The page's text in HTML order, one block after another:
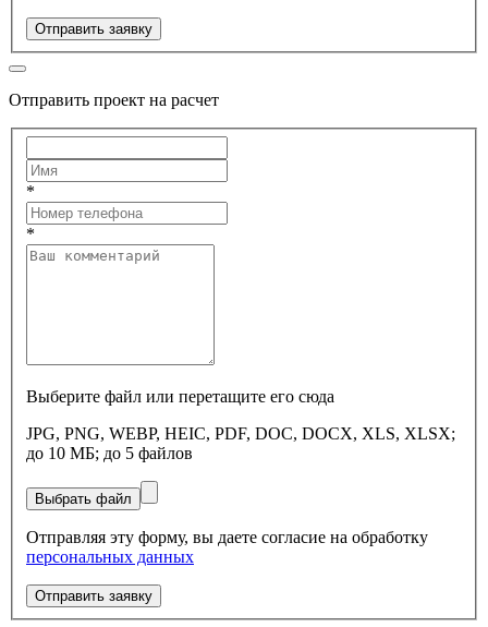
Отправить заявку
Отправить проект на расчет
*
*
Выберите файл или перетащите его сюда
JPG, PNG, WEBP, HEIC, PDF, DOC, DOCX, XLS, XLSX;
до 10 МБ; до 5 файлов
Выбрать файл
Отправляя эту форму, вы даете согласие на обработку
персональных данных
Отправить заявку